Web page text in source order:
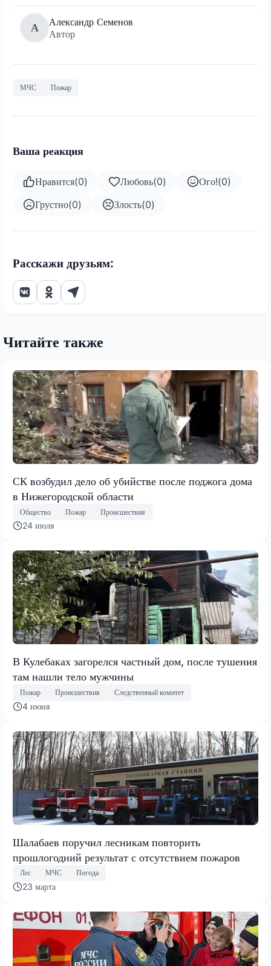
А
Александр Семенов
Автор
МЧС Пожар
Ваша реакция
Нравится(0) Любовь(0) Ого!(0)
Грустно(0) Злость(0)
Расскажи друзьям:
Читайте также
СК возбудил дело об убийстве после поджога дома
в Нижегородской области
Общество Пожар Происшествия
24 июля
В Кулебаках загорелся частный дом, после тушения
там нашли тело мужчины
Пожар Происшествия Следственный комитет
4 июня
Шалабаев поручил лесникам повторить
прошлогодний результат с отсутствием пожаров
Лес МЧС Погода
23 марта